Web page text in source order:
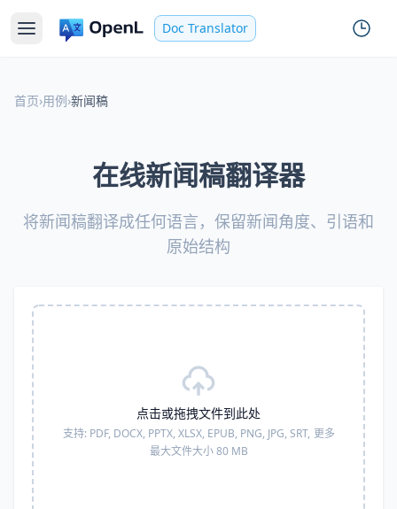
Doc Translator
首页›用例›新闻稿
在线新闻稿翻译器
将新闻稿翻译成任何语言，保留新闻角度、引语和
原始结构
点击或拖拽文件到此处
支持: PDF, DOCX, PPTX, XLSX, EPUB, PNG, JPG, SRT, 更多
最大文件大小 80 MB